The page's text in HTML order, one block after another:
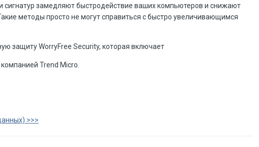
замедляют быстродействие ваших компьютеров и снижают
методы просто не могут справиться с быстро увеличивающимся
защиту Worry­Free Security, которая включает
Trend Micro.
>>>